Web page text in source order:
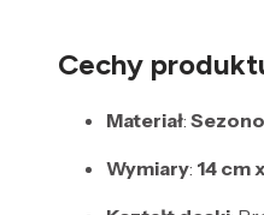
Cechy
Materiał:
Wymiary: 14 cm